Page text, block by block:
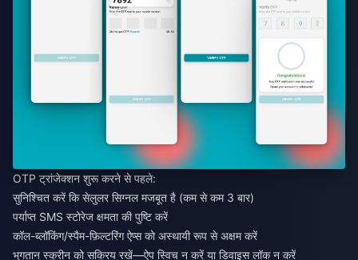
OTP ट्रांजेक्शन शुरू करने से पहले:
सुनिश्चित करें कि सेलुलर सिग्नल मजबूत है (कम से कम 3 बार)
पर्याप्त SMS स्टोरेज क्षमता की पुष्टि करें
कॉल-ब्लॉकिंग/स्पैम-फ़िल्टरिंग ऐप्स को अस्थायी रूप से अक्षम करें
भुगतान स्क्रीन को सक्रिय रखें—ऐप स्विच न करें या डिवाइस लॉक न करें